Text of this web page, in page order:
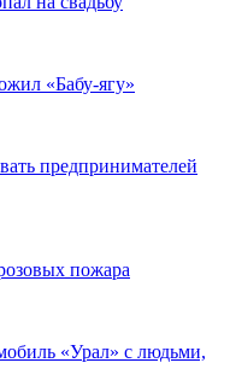
«Бабу-ягу»
предпринимателей
пожара
«Урал» с людьми,